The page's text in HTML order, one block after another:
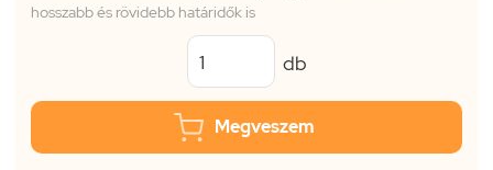
hosszabb és rövidebb határidők is
db
Megveszem